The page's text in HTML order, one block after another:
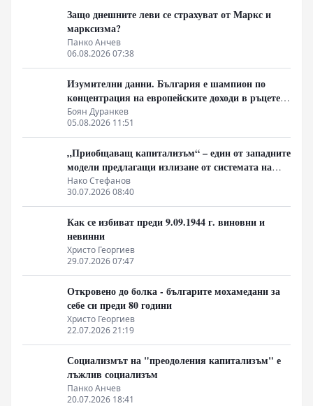
Защо днешните леви се страхуват от Маркс и
марксизма?
Панко Анчев
06.08.2026 07:38
Изумителни данни. България е шампион по
концентрация на европейските доходи в ръцете
на най-богатия 1%, надминава и САЩ
Боян Дуранкев
05.08.2026 11:51
„Приобщаващ капитализъм“ – един от западните
модели предлагащи излизане от системата на
неолиберализма
Нако Стефанов
30.07.2026 08:40
Как се избиват преди 9.09.1944 г. виновни и
невинни
Христо Георгиев
29.07.2026 07:47
Откровено до болка - българите мохамедани за
себе си преди 80 години
Христо Георгиев
22.07.2026 21:19
Социализмът на "преодоления капитализъм" е
лъжлив социализъм
Панко Анчев
20.07.2026 18:41